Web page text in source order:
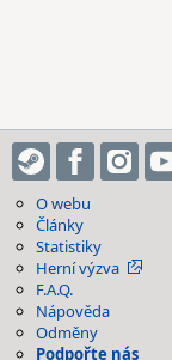
O webu
Články
Statistiky
Herní výzva
F.A.Q.
Nápověda
Odměny
Podpořte nás